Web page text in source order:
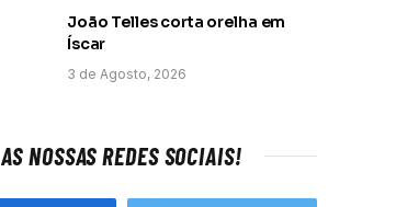
João Telles corta orelha em
Íscar
3 de Agosto, 2026
AS NOSSAS REDES SOCIAIS!